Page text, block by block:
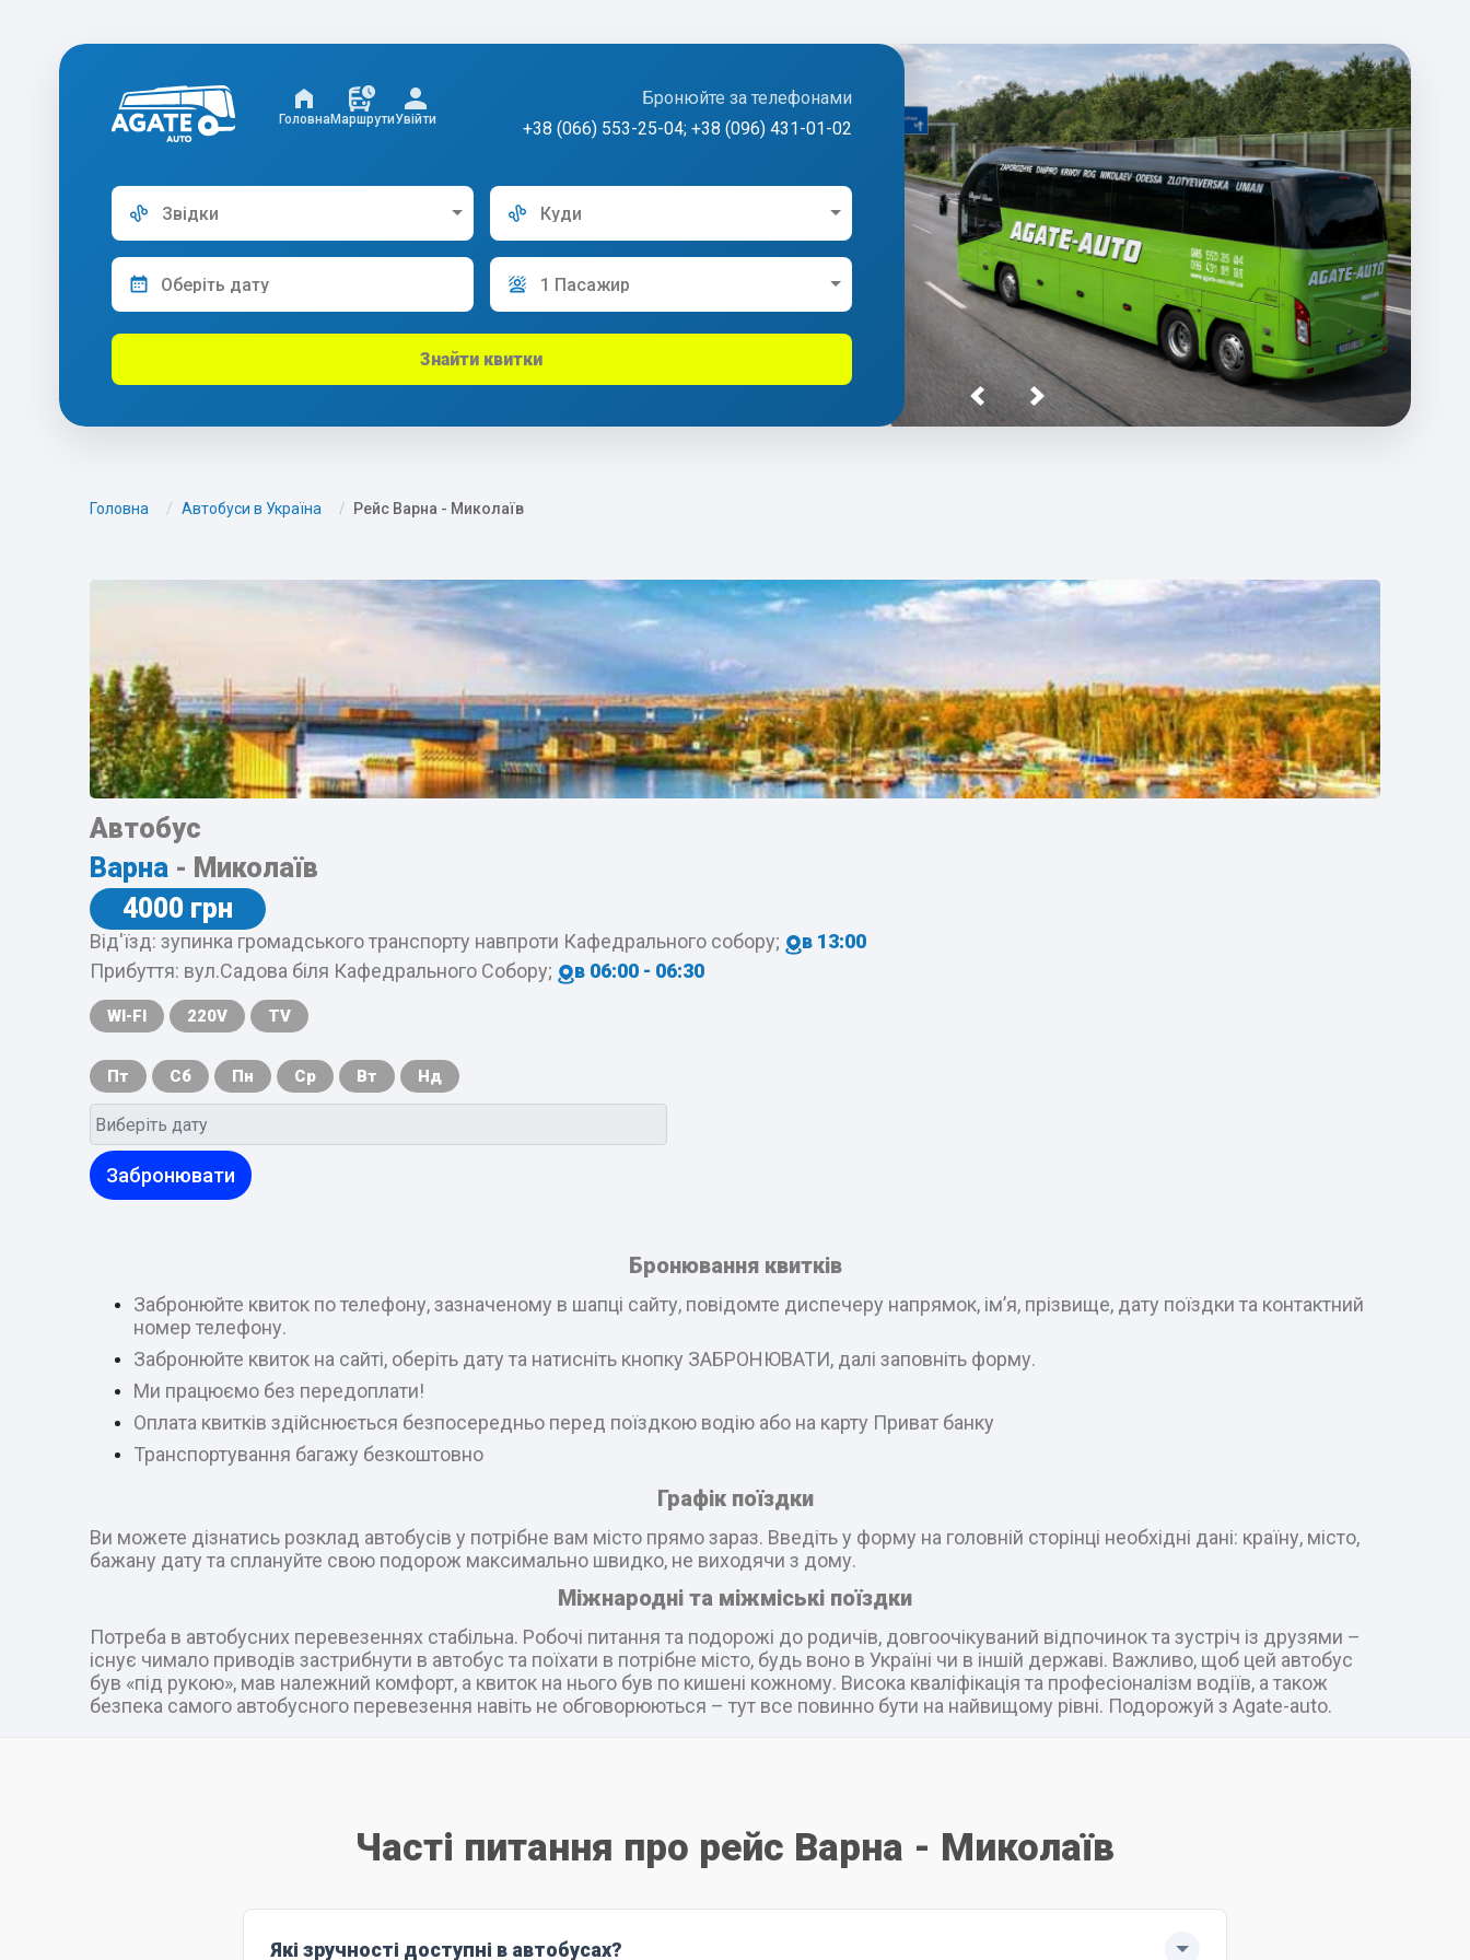
ГоловнаМаршрутиУвійти
Бронюйте за телефонами
+38 (066) 553-25-04; +38 (096) 431-01-02
Звідки Куди
1 Пасажир
Знайти квитки
Головна Автобуси в Україна Рейс Варна - Миколаїв
Автобус
Варна - Миколаїв
4000 грн
Від'їзд: зупинка громадського транспорту навпроти Кафедрального собору;
в 13:00
Прибуття: вул.Садова біля Кафедрального Собору;
в 06:00 - 06:30
WI-FI 220V TV
Пт Сб Пн Ср Вт Нд
Забронювати
Бронювання квитків
Забронюйте квиток по телефону, зазначеному в шапці сайту, повідомте диспечеру напрямок, ім’я, прізвище, дату поїздки та контактний
номер телефону.
Забронюйте квиток на сайті, оберіть дату та натисніть кнопку ЗАБРОНЮВАТИ, далі заповніть форму.
Ми працюємо без передоплати!
Оплата квитків здійснюється безпосередньо перед поїздкою водію або на карту Приват банку
Транспортування багажу безкоштовно
Графік поїздки
Ви можете дізнатись розклад автобусів у потрібне вам місто прямо зараз. Введіть у форму на головній сторінці необхідні дані: країну, місто,
бажану дату та сплануйте свою подорож максимально швидко, не виходячи з дому.
Міжнародні та міжміські поїздки
Потреба в автобусних перевезеннях стабільна. Робочі питання та подорожі до родичів, довгоочікуваний відпочинок та зустріч із друзями –
існує чимало приводів застрибнути в автобус та поїхати в потрібне місто, будь воно в Україні чи в іншій державі. Важливо, щоб цей автобус
був «під рукою», мав належний комфорт, а квиток на нього був по кишені кожному. Висока кваліфікація та професіоналізм водіїв, а також
безпека самого автобусного перевезення навіть не обговорюються – тут все повинно бути на найвищому рівні. Подорожуй з Agate-auto.
Часті питання про рейс Варна - Миколаїв
Які зручності доступні в автобусах?